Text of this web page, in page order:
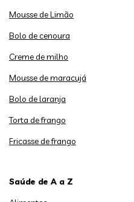
Mousse de Limão
Bolo de cenoura
Creme de milho
Mousse de maracujá
Bolo de laranja
Torta de frango
Fricasse de frango
Saúde de A a Z